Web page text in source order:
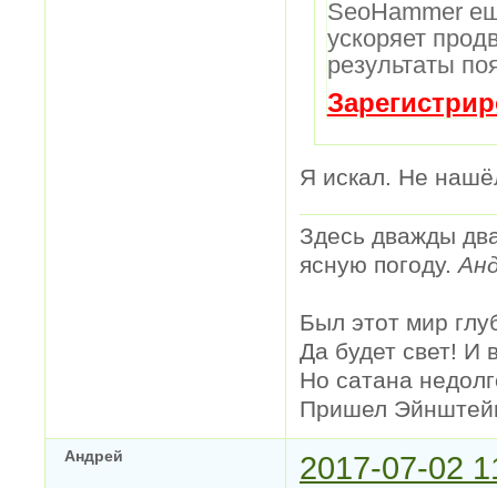
SeoHammer
ускоряет
результаты
Я искал. Не
Здесь дважды
ясную погоду.
Был этот мир
Да будет свет! И
Но сатана
Пришел
Андрей 2017-07-02